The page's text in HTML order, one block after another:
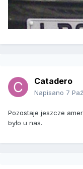
Catadero
Napisano 7
Pozostaje jeszcze
było u nas.